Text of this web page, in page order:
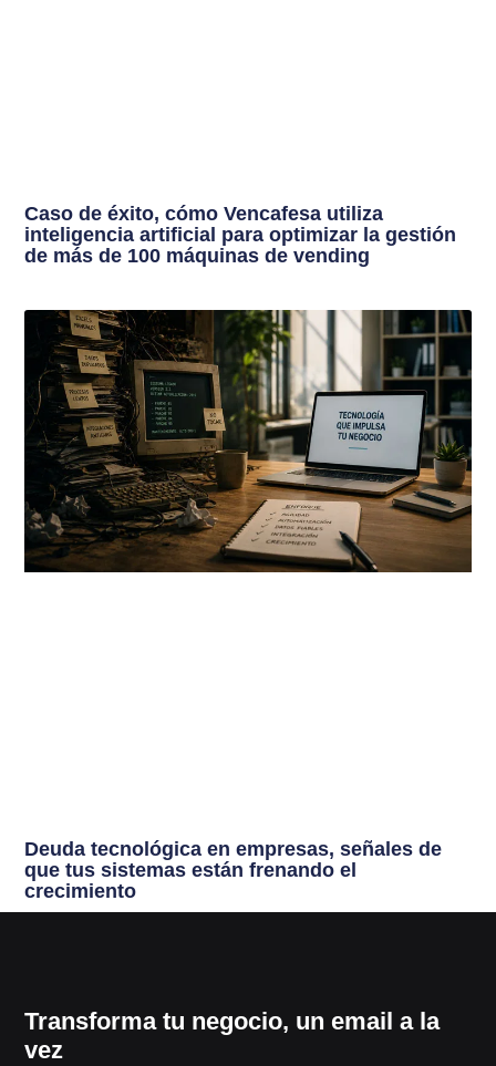
Caso de éxito, cómo Vencafesa utiliza
inteligencia artificial para optimizar la gestión
de más de 100 máquinas de vending
Deuda tecnológica en empresas, señales de
que tus sistemas están frenando el
crecimiento
Transforma tu negocio, un email a la
vez